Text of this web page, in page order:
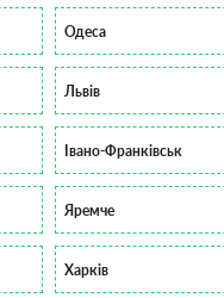
Одеса
Львів
Івано-Франківськ
Яремче
Харків